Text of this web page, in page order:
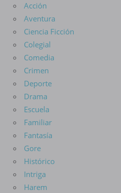
Acción
Aventura
Ciencia Ficción
Colegial
Comedia
Crimen
Deporte
Drama
Escuela
Familiar
Fantasía
Gore
Histórico
Intriga
Harem